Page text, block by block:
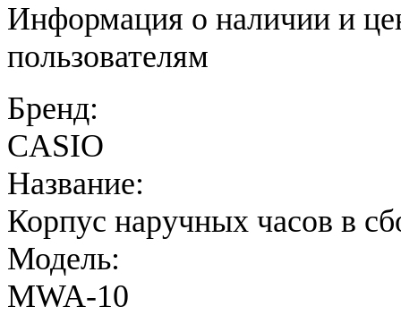
Информация о наличии и
пользователям
Бренд:
CASIO
Название:
Корпус наручных часов в
Модель:
MWA-10